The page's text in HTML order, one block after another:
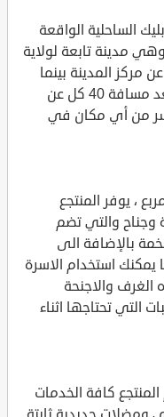
الساحلية الواقعة
مدينة تابعة لولاية
3.2 كلم فقط عن مركز المدينة بينما
يبعد مسافة 45 كلم عن انطاليا، و يبعد مسافة 40 كل عن
من أي مكان في
على مساحة 54000 متر مربع ، يوفر المنتجع
التي تحتوي 373 غرفة وجناح والتي تضم
بالإضافة الى
يمكنك استخدام الاسرة
والاجنحة
التي تحتاجها اثناء
كافة الخدمات